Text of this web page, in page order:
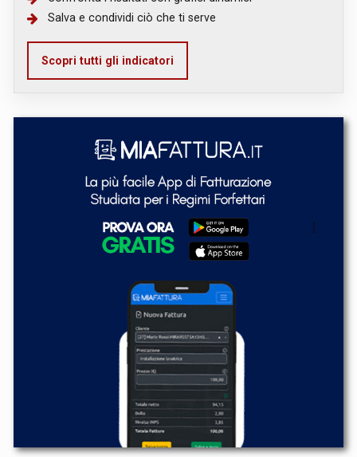
Salva e condividi ciò che ti serve
Scopri tutti gli indicatori